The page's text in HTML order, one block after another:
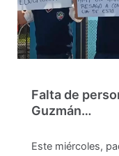
Falta de
Guzmán…
Este miércoles,